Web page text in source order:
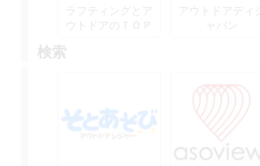
ラフティングとア
ウトドアのＴＯＰ
アウトドアディジ
検索